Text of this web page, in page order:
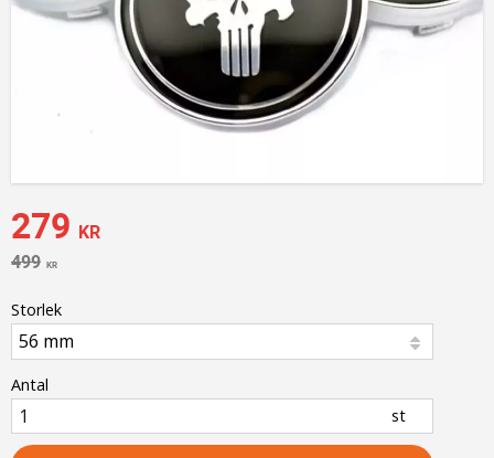
Nedsatt pris:
279 KR
Ordinarie pris:
499 KR
Storlek
Antal
st